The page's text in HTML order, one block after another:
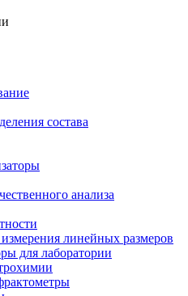
состава
анализа
линейных размеров
для лаборатории